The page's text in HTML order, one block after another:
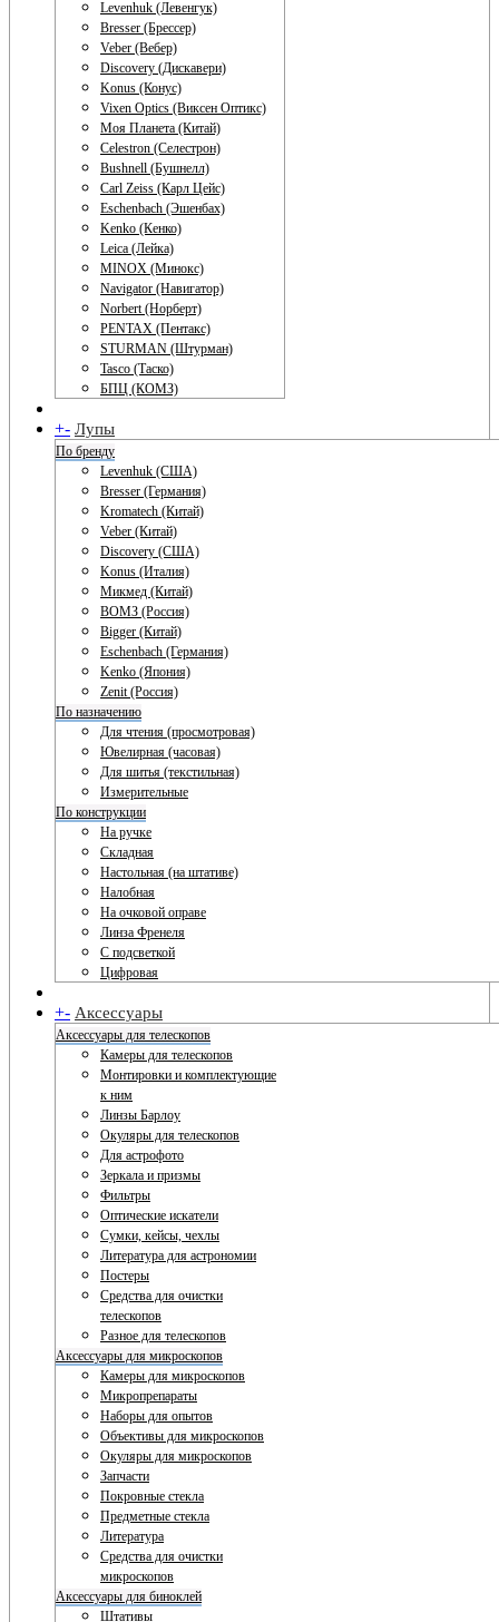
Levenhuk (Левенгук)
Bresser (Брессер)
Veber (Вебер)
Discovery (Дискавери)
Konus (Конус)
Vixen Optics (Виксен Оптикс)
Моя Планета (Китай)
Celestron (Селестрон)
Bushnell (Бушнелл)
Carl Zeiss (Карл Цейс)
Eschenbach (Эшенбах)
Kenko (Кенко)
Leica (Лейка)
MINOX (Минокс)
Navigator (Навигатор)
Norbert (Норберт)
PENTAX (Пентакс)
STURMAN (Штурман)
Tasco (Таско)
БПЦ (КОМЗ)
+- Лупы
По бренду
Levenhuk (США)
Bresser (Германия)
Kromatech (Китай)
Veber (Китай)
Discovery (США)
Konus (Италия)
Микмед (Китай)
ВОМЗ (Россия)
Bigger (Китай)
Eschenbach (Германия)
Kenko (Япония)
Zenit (Россия)
По назначению
Для чтения (просмотровая)
Ювелирная (часовая)
Для шитья (текстильная)
Измерительные
По конструкции
На ручке
Складная
Настольная (на штативе)
Налобная
На очковой оправе
Линза Френеля
С подсветкой
Цифровая
+- Аксессуары
Аксессуары для телескопов
Камеры для телескопов
Монтировки и комплектующие
к ним
Линзы Барлоу
Окуляры для телескопов
Для астрофото
Зеркала и призмы
Фильтры
Оптические искатели
Сумки, кейсы, чехлы
Литература для астрономии
Постеры
Средства для очистки
телескопов
Разное для телескопов
Аксессуары для микроскопов
Камеры для микроскопов
Микропрепараты
Наборы для опытов
Объективы для микроскопов
Окуляры для микроскопов
Запчасти
Покровные стекла
Предметные стекла
Литература
Средства для очистки
микроскопов
Аксессуары для биноклей
Штативы